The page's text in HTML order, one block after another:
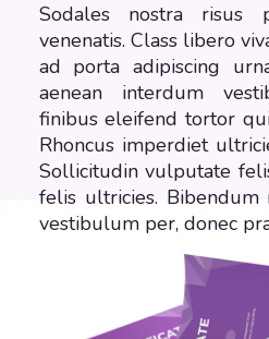
Sodales nostra risus
venenatis. Class libero
ad porta adipiscing
aenean interdum
finibus eleifend tortor
Rhoncus imperdiet
Sollicitudin vulputate
felis ultricies.
vestibulum per, donec